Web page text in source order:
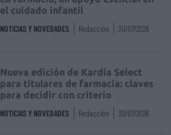
el cuidado infantil
NOTICIAS Y NOVEDADES Redacción 30/07/2026
Nueva edición de Kardia Select
para titulares de farmacia: claves
para decidir con criterio
NOTICIAS Y NOVEDADES Redacción 30/07/2026